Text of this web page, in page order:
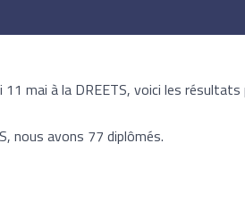
mai à la DREETS, voici les
nous avons 77 diplômés.